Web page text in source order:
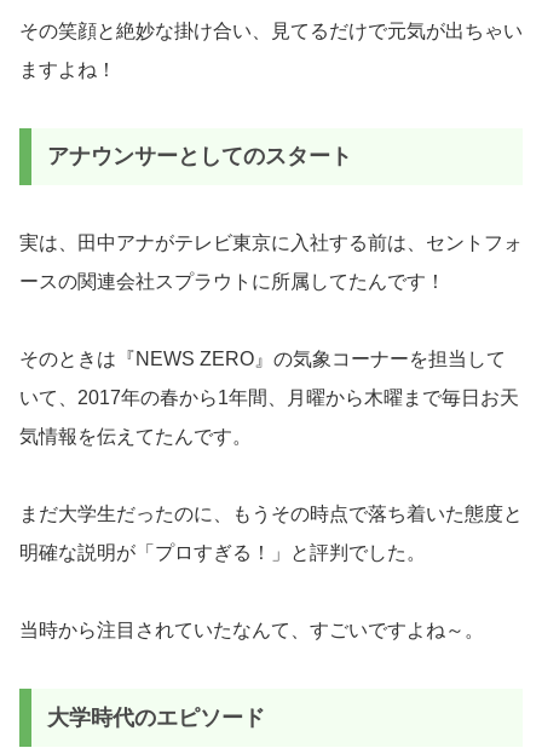
その笑顔と絶妙な掛け合い、見てるだけで元気が出ちゃい
ますよね！
アナウンサーとしてのスタート
実は、田中アナがテレビ東京に入社する前は、セントフォ
ースの関連会社スプラウトに所属してたんです！
そのときは『NEWS ZERO』の気象コーナーを担当して
いて、2017年の春から1年間、月曜から木曜まで毎日お天
気情報を伝えてたんです。
まだ大学生だったのに、もうその時点で落ち着いた態度と
明確な説明が「プロすぎる！」と評判でした。
当時から注目されていたなんて、すごいですよね～。
大学時代のエピソード